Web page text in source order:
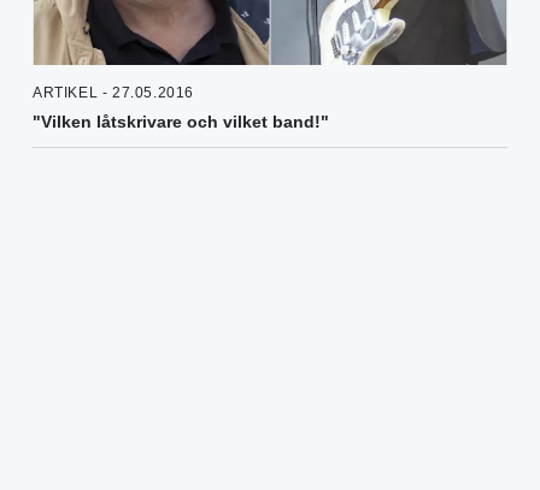
ARTIKEL - 27.05.2016
"Vilken låtskrivare och vilket band!"